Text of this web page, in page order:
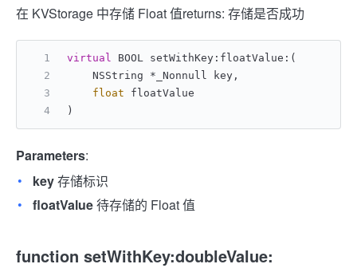
在 KVStorage 中存储 Float 值returns: 存储是否成功
virtual BOOL setWithKey:floatValue:(
    NSString *_Nonnull key,
float floatValue
)
Parameters:
key存储标识
floatValue待存储的 Float 值
function setWithKey:doubleValue: